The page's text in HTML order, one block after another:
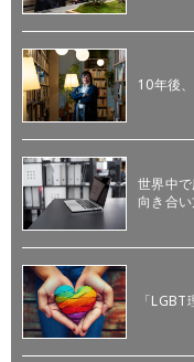
10年後
世界中
向き合
「